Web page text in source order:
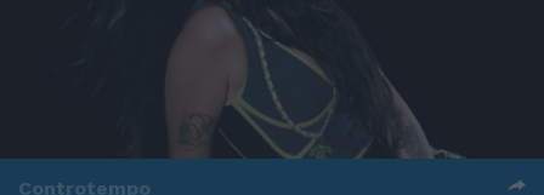
Controtempo